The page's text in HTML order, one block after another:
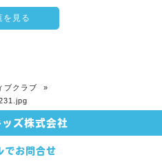
を見る
ブクラブ
»
ズ株式会社
でお問合せ
エイティブクラブ All rights Reserved.